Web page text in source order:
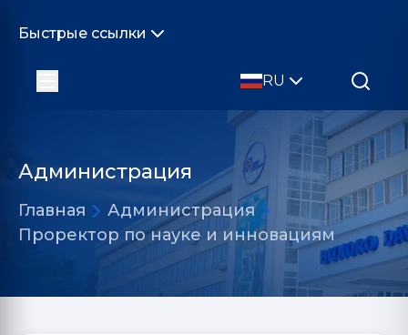
Быстрые ссылки
RU
Администрация
Главная
Администрация
Проректор по науке и инновациям